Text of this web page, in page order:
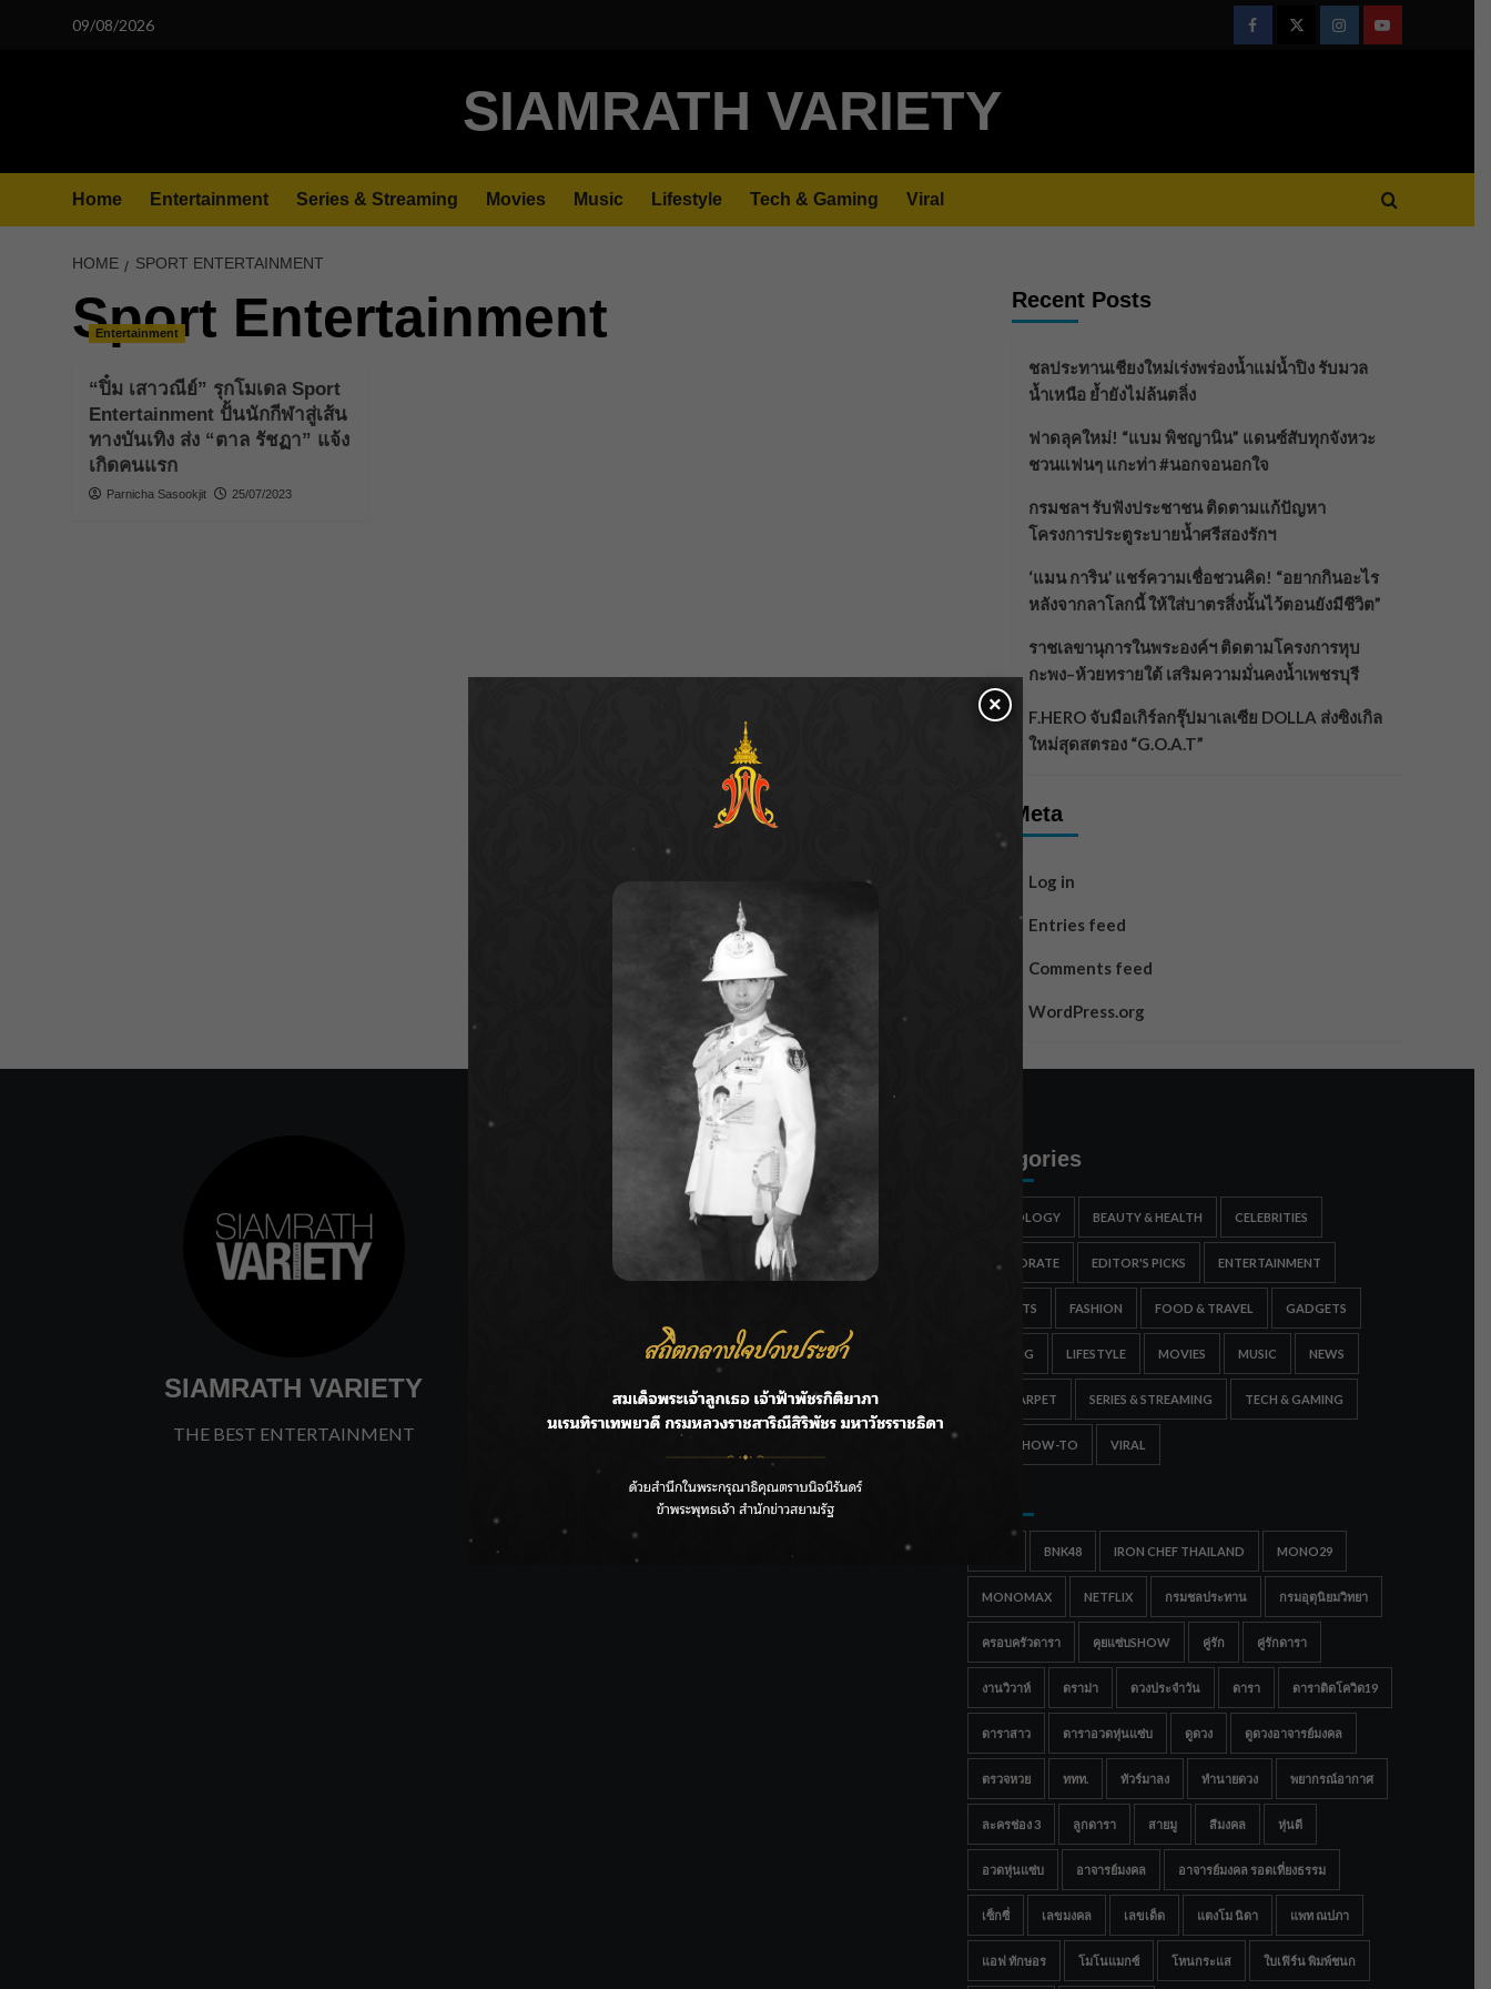
09/08/2026
FacebookTwitterInstagramYoutube
SIAMRATH VARIETY
Home Entertainment Series & Streaming Movies Music Lifestyle Tech & Gaming Viral
HOME SPORT ENTERTAINMENT
Sport Entertainment
Entertainment
“ปิ๋ม เสาวณีย์” รุกโมเดล Sport
Entertainment ปั้นนักกีฬาสู่เส้น
ทางบันเทิง ส่ง “ตาล รัชฏา” แจ้ง
เกิดคนแรก
Parnicha Sasookjit 25/07/2023
Recent Posts
ชลประทานเชียงใหม่เร่งพร่องน้ำแม่น้ำปิง รับมวล
น้ำเหนือ ย้ำยังไม่ล้นตลิ่ง
ฟาดลุคใหม่! “แบม พิชญานิน” แดนซ์สับทุกจังหวะ
ชวนแฟนๆ แกะท่า #นอกจอนอกใจ
กรมชลฯ รับฟังประชาชน ติดตามแก้ปัญหา
โครงการประตูระบายน้ำศรีสองรักฯ
‘แมน การิน’ แชร์ความเชื่อชวนคิด! “อยากกินอะไร
หลังจากลาโลกนี้ ให้ใส่บาตรสิ่งนั้นไว้ตอนยังมีชีวิต”
ราชเลขานุการในพระองค์ฯ ติดตามโครงการหุบ
กะพง–ห้วยทรายใต้ เสริมความมั่นคงน้ำเพชรบุรี
F.HERO จับมือเกิร์ลกรุ๊ปมาเลเซีย DOLLA ส่งซิงเกิล
ใหม่สุดสตรอง “G.O.A.T”
Meta
Log in
Entries feed
Comments feed
WordPress.org
SIAMRATH VARIETY
THE BEST ENTERTAINMENT
ชลประทานเชียงใหม่เร่งพร่องน้ำแม่น้ำปิง รับมวลน้ำเหนือ ย้ำ
ฟาดลุคใหม่! “แบม พิชญานิน” แดนซ์สับทุกจังหวะ ชวนแฟนๆ
กรมชลฯ รับฟังประชาชน ติดตามแก้ปัญหาโครงการประตู
ระบายน้ำศรีสองรักฯ
‘แมน การิน’ แชร์ความเชื่อชวนคิด! “อยากกินอะไรหลังจาก
ลาโลกนี้ ให้ใส่บาตรสิ่งนั้นไว้ตอนยังมีชีวิต”
ราชเลขานุการในพระองค์ฯ ติดตามโครงการหุบกะพง–ห้วย
ทรายใต้ เสริมความมั่นคงน้ำเพชรบุรี
Categories
ASTROLOGY BEAUTY & HEALTH CELEBRITIES
CORPORATE EDITOR'S PICKS ENTERTAINMENT
ESPORTS FASHION FOOD & TRAVEL GADGETS
GAMING LIFESTYLE MOVIES MUSIC NEWS
RED CARPET SERIES & STREAMING TECH & GAMING
TIPS & HOW-TO VIRAL
BNK48 IRON CHEF THAILAND MONO29
MONOMAX NETFLIX กรมชลประทาน กรมอุตุนิยมวิทยา
ครอบครัวดารา คุยแซ่บSHOW คู่รัก คู่รักดารา
งานวิวาห์ ดราม่า ดวงประจำวัน ดารา ดาราติดโควิด19
ดาราสาว ดาราอวดหุ่นแซ่บ ดูดวง ดูดวงอาจารย์มงคล
ตรวจหวย ททท. ทัวร์มาลง ทำนายดวง พยากรณ์อากาศ
ละครช่อง 3 ลูกดารา สายมู สีมงคล หุ่นดี
อวดหุ่นแซ่บ อาจารย์มงคล อาจารย์มงคล รอดเที่ยงธรรม
เซ็กซี่ เลขมงคล เลขเด็ด แตงโม นิดา แพท ณปภา
แอฟ ทักษอร โมโนแมกซ์ โหนกระแส ใบเฟิร์น พิมพ์ชนก
×